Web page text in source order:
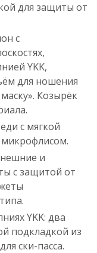
для защиты от
с
YKK,
для ношения
Козырёк
с мягкой
и
с защитой от
YKK: два
подкладкой из
ски-пасса.